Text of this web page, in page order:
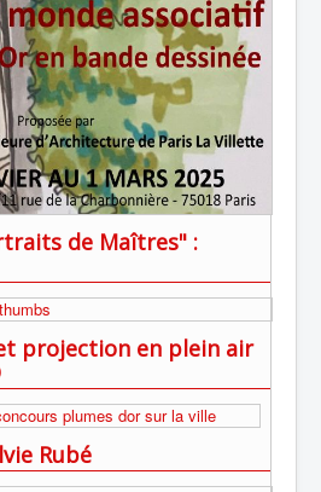
de Maîtres" :
projection en plein air
Rubé